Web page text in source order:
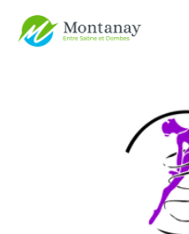
Aller au contenu